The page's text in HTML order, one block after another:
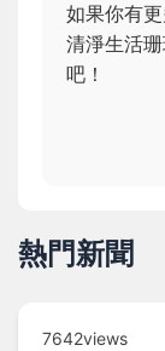
如果你有
清淨生活
吧！
熱門新聞
7642views